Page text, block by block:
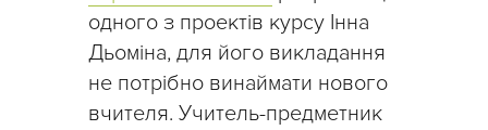
одного з проектів курсу Інна
Дьоміна, для його викладання
не потрібно винаймати нового
вчителя. Учитель-предметник